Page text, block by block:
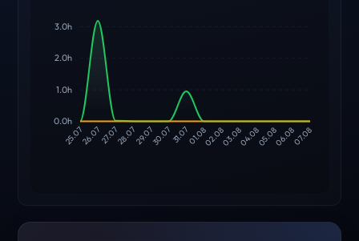
3.0h
2.0h
1.0h
0.0h
25.0726.0727.0728.0729.0730.0731.0701.0802.0803.0804.0805.0806.0807.08